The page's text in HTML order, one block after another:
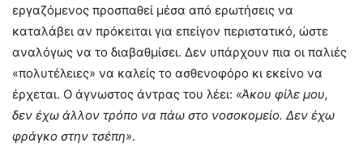
εργαζόμενος προσπαθεί μέσα από ερωτήσεις να
καταλάβει αν πρόκειται για επείγον περιστατικό, ώστε
αναλόγως να το διαβαθμίσει. Δεν υπάρχουν πια οι παλιές
«πολυτέλειες» να καλείς το ασθενοφόρο κι εκείνο να
έρχεται. Ο άγνωστος άντρας του λέει: «Άκου φίλε μου,
δεν έχω άλλον τρόπο να πάω στο νοσοκομείο. Δεν έχω
φράγκο στην τσέπη».